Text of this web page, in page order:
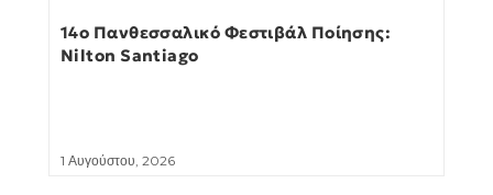
14ο Πανθεσσαλικό Φεστιβάλ Ποίησης:
Nilton Santiago
1 Αυγούστου, 2026